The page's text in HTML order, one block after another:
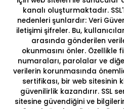
kanalı oluşturmaktadır.
nedenleri şunlardır: Veri
iletişimi şifreler. Bu,
arasında gönderilen
okunmasını önler. Özellikle
numaraları, parolalar ve
verilerin korunmasında
sertifikası, bir web sitesinin
güvenilirlik kazandırır. SSL
sitesine güvendiğini ve